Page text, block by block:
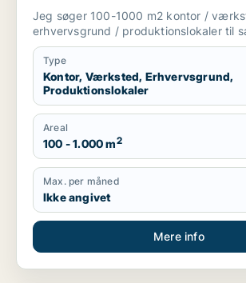
salg i Storkøbenhavn
Jeg søger 100-1000 m2 kontor /
erhvervsgrund / produktionslokaler til
Type
Kontor, Værksted, Erhvervsgrund,
Produktionslokaler
Areal
100 - 1.000 m2
Max. per måned
Ikke angivet
Mere info